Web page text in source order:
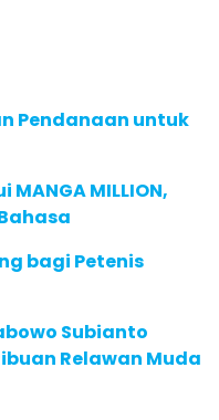
Pendanaan untuk
MILLION,
bagi Petenis
Subianto
Relawan Muda